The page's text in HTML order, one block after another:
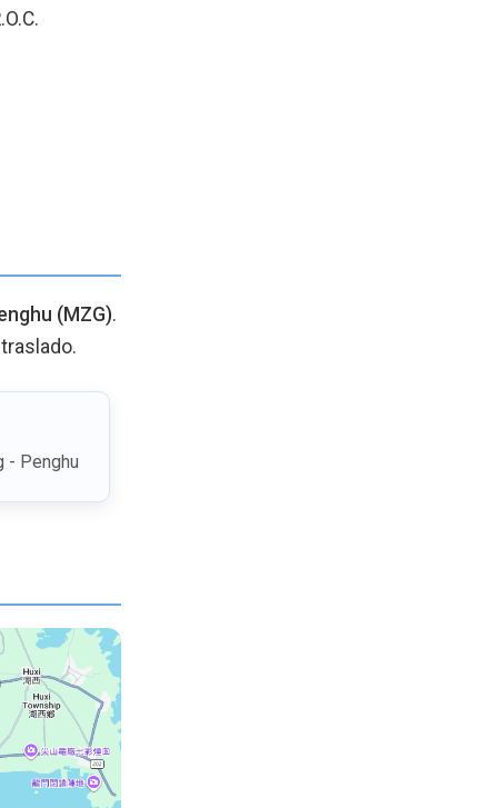
(MZG).
- Penghu